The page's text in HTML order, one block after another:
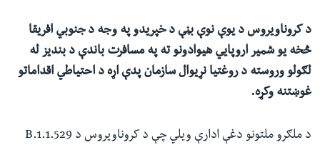
د کروناویروس د یوې نوې بڼې د خپریدو په وجه د جنوبي افریقا
څخه یو شمیر اروپایي هیوادونو ته په مسافرت باندې د بندیز له
لګولو وروسته د روغتیا نړیوال سازمان پدې اړه د احتیاطي اقداماتو
غوښتنه وکړه.
د ملګرو ملتونو دغې ادارې ویلي چې د کروناویروس د B.1.1.529